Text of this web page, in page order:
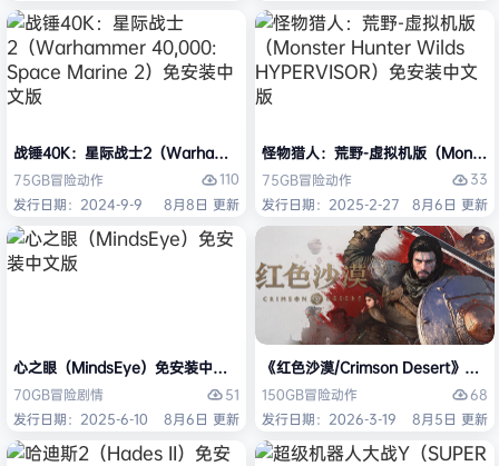
战锤40K：星际战士2（Warhammer 40,000: Space Marine 2）免安装
75GB冒险动作
110
发行日期：2024-9-9
8月8日 更新
怪物猎人：荒野-虚拟机版（
75GB冒险动作
33
发行日期：2025-2-27
8月6日 更新
心之眼（MindsEye）免安装中文版
70GB冒险剧情
51
发行日期：2025-6-10
8月6日 更新
《红色沙漠/Crimson Desert》免安
150GB冒险动作
68
发行日期：2026-3-19
8月5日 更新